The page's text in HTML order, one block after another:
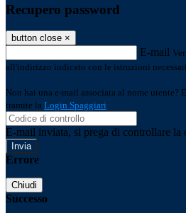
Recupero password
button close ×
E-mail
all'indirizzo indicato con le istruzioni
Non hai una e-mail associata al nome utente?
tramite la Login Spaggiari
E-mail inviata, si prega di controllare la
Errore
Chiudi
Successo